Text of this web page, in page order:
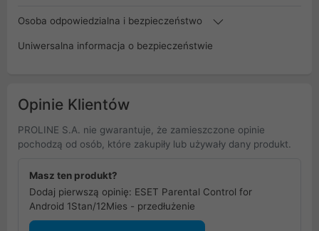
Osoba odpowiedzialna i bezpieczeństwo
Uniwersalna informacja o bezpieczeństwie
Opinie Klientów
PROLINE S.A. nie gwarantuje, że zamieszczone opinie
pochodzą od osób, które zakupiły lub używały dany produkt.
Masz ten produkt?
Dodaj pierwszą opinię: ESET Parental Control for
Android 1Stan/12Mies - przedłużenie